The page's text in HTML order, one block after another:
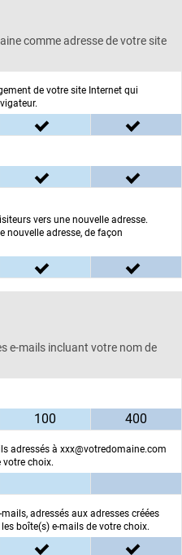
comme adresse de votre site
de votre site Internet qui
dans l'offre ESSENTIEL
inclus dans l'offre
dans l'offre ESSENTIEL
inclus dans l'offre
vers une nouvelle adresse.
nouvelle adresse, de façon
dans l'offre ESSENTIEL
inclus dans l'offre
e-mails incluant votre nom de
ESSENTIEL
100dans l'offre CONFORT
400dans
adressés à xxx@votredomaine.com
votre choix.
adressés aux adresses créées
boîte(s) e-mails de votre choix.
dans l'offre ESSENTIEL
inclus dans l'offre